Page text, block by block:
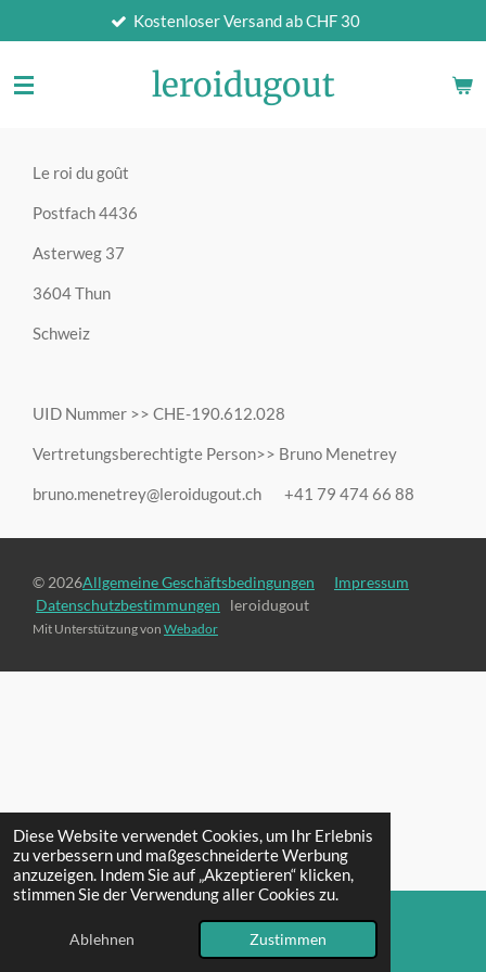
Diese Website verwendet Cookies, um Ihr Erlebnis
zu verbessern und maßgeschneiderte Werbung
anzuzeigen. Indem Sie auf „Akzeptieren“ klicken,
stimmen Sie der Verwendung aller Cookies zu.
Ablehnen Zustimmen
Hauptinhalt
Kostenloser Versand ab CHF 30
leroidugout
Le roi du goût
Postfach 4436
Asterweg 37
3604 Thun
Schweiz
UID Nummer >> CHE-190.612.028
Vertretungsberechtigte Person>> Bruno Menetrey
bruno.menetrey@leroidugout.ch +41 79 474 66 88
© 2026Allgemeine Geschäftsbedingungen
Impressum
Datenschutzbestimmungen leroidugout
Mit Unterstützung von Webador
E-Mail